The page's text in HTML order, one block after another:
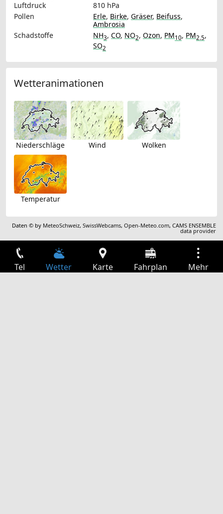
Luftdruck
810 hPa
Pollen
Erle, Birke, Gräser, Beifuss,
Ambrosia
Schadstoffe
NH3, CO, NO2, Ozon, PM10, PM2.5,
SO2
Wetteranimationen
Niederschläge Wind Wolken
Temperatur
Daten © by MeteoSchweiz,SwissWebcams,Open-Meteo.com,CAMS ENSEMBLE
data provider
Tel Wetter Karte Fahrplan Mehr